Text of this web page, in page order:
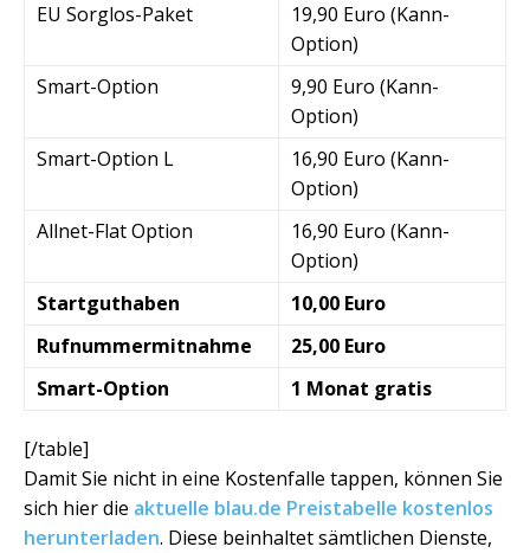
EU Sorglos-Paket
19,90 Euro (Kann-
Option)
Smart-Option
9,90 Euro (Kann-
Option)
Smart-Option L
16,90 Euro (Kann-
Option)
Allnet-Flat Option
16,90 Euro (Kann-
Option)
Startguthaben
10,00 Euro
Rufnummermitnahme
25,00 Euro
Smart-Option
1 Monat gratis
[/table]
Damit Sie nicht in eine Kostenfalle tappen, können Sie
sich hier die aktuelle blau.de Preistabelle kostenlos
herunterladen. Diese beinhaltet sämtlichen Dienste,